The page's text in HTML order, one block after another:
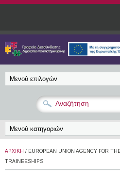
Παράκαμψη προς το κυρίως
ΑΡΧΙΚΉ / EUROPEAN UNION AGENCY FOR
ΤRAINEESHIPS